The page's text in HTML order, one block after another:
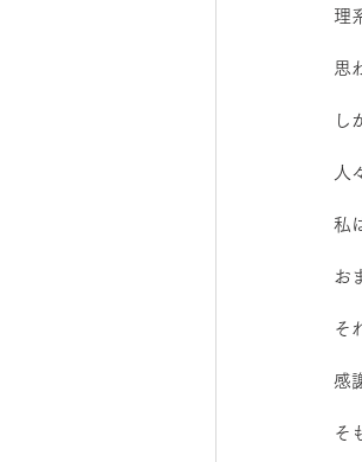
理
思
し
人
私
お
そ
感
そ